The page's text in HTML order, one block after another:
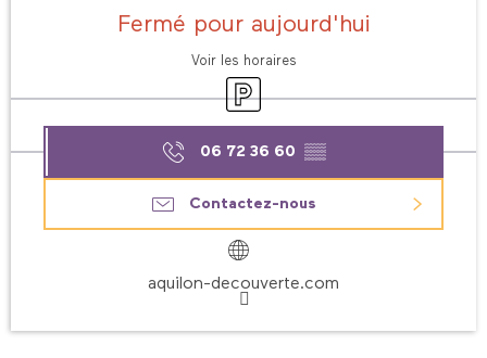
Fermé pour aujourd'hui
Voir les horaires
Parking
06 72 36 60 ▒▒
Contactez-nous
aquilon-decouverte.com